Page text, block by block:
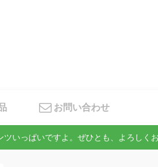
お問い合わせ
いっぱいですよ。ぜひとも、よろしく